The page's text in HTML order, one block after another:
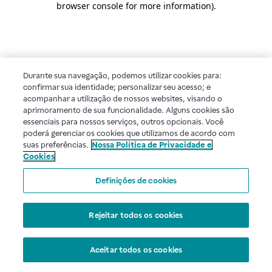
browser console for more information).
Durante sua navegação, podemos utilizar cookies para:
confirmar sua identidade; personalizar seu acesso; e
acompanhar a utilização de nossos websites, visando o
aprimoramento de sua funcionalidade. Alguns cookies são
essenciais para nossos serviços, outros opcionais. Você
poderá gerenciar os cookies que utilizamos de acordo com
suas preferências. Nossa Política de Privacidade e
Cookies
Definições de cookies
Rejeitar todos os cookies
Aceitar todos os cookies